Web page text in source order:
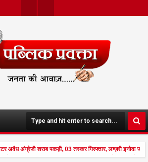
Ter
Boo
K
अवैध अंग्रेजी शराब पकड़ी, 03 तस्कर गिरफ्तार, लग्ज़री इनोवा
का मिला रक्तरंजित शव, पत्नी गंभीर घायल में मेडिकल रेफर